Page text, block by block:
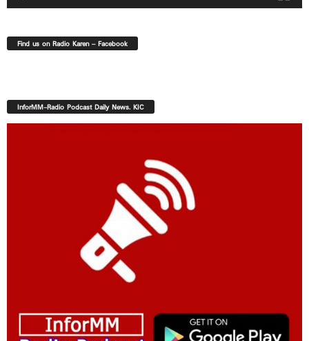
Find us on Radio Karen – Facebook
InforMM-Radio Podcast Daily News. KIC